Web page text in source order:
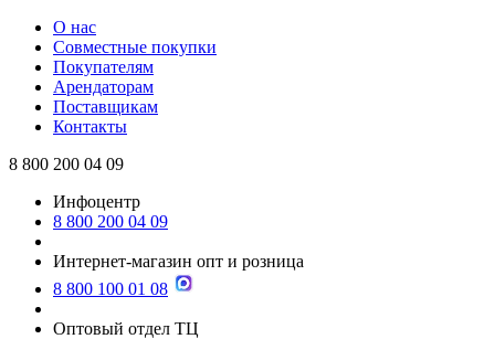
О нас
Совместные покупки
Покупателям
Арендаторам
Поставщикам
Контакты
8 800 200 04 09
Инфоцентр
8 800 200 04 09
Интернет-магазин опт и розница
8 800 100 01 08
Оптовый отдел ТЦ